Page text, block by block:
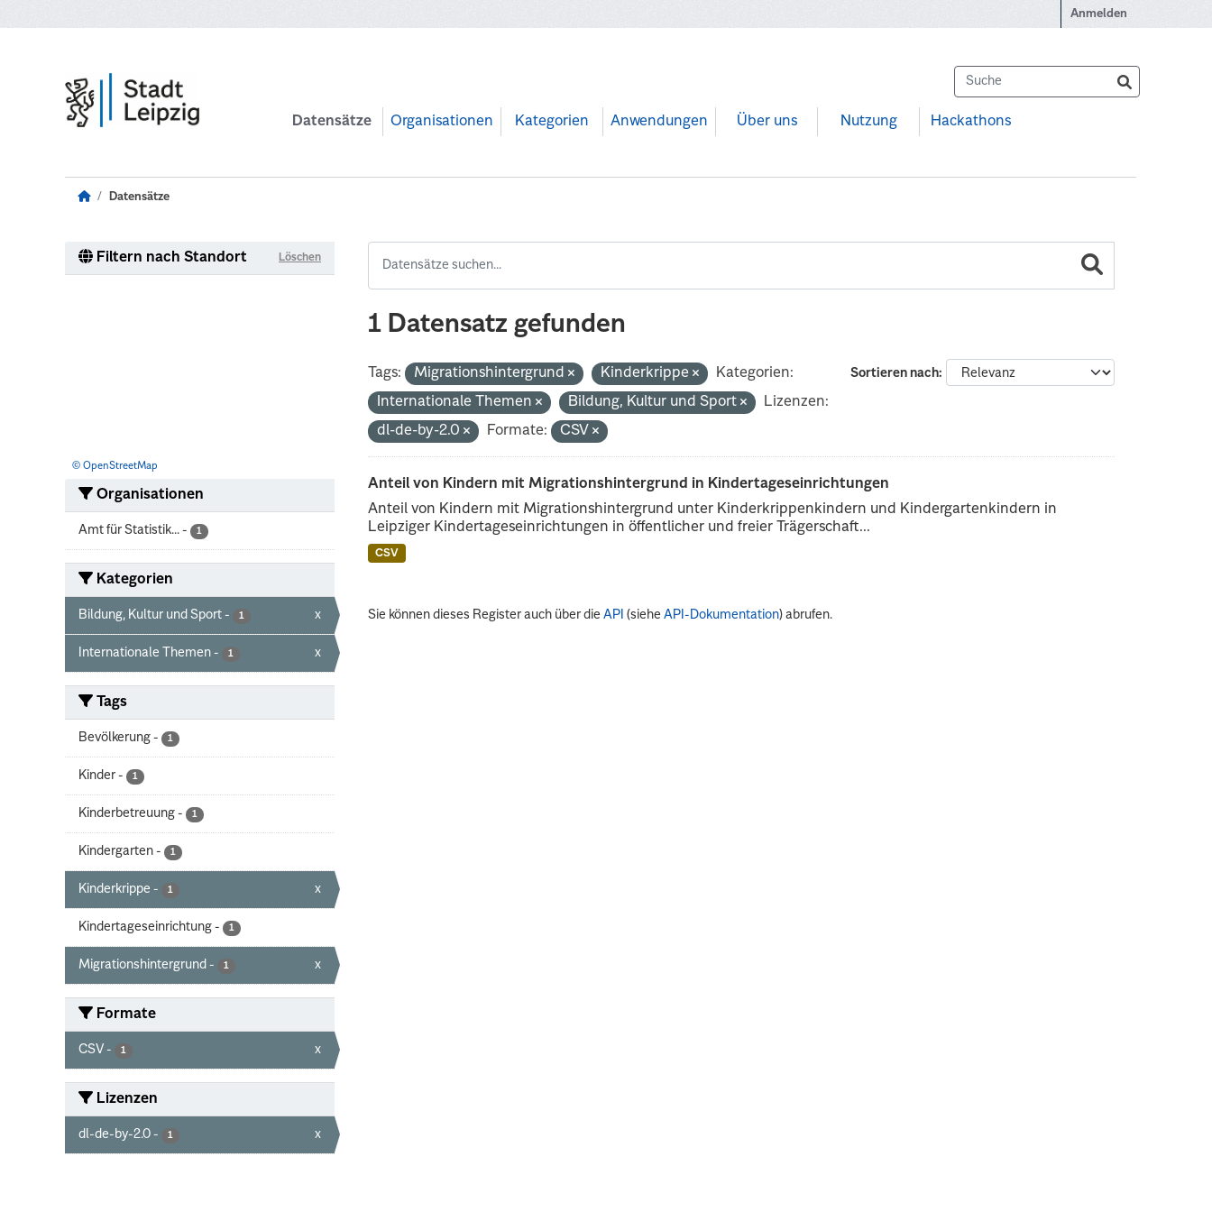
Anmelden
Datensätze Organisationen Kategorien Anwendungen Über uns Nutzung Hackathons
Datensätze
Filtern nach Standort Löschen
© OpenStreetMap
Organisationen
Amt für Statistik... - 1
Kategorien
Bildung, Kultur und Sport - 1 x
Internationale Themen - 1 x
Tags
Bevölkerung - 1
Kinder - 1
Kinderbetreuung - 1
Kindergarten - 1
Kinderkrippe - 1 x
Kindertageseinrichtung - 1
Migrationshintergrund - 1 x
Formate
CSV - 1 x
Lizenzen
dl-de-by-2.0 - 1 x
1 Datensatz gefunden
Sortieren nach
Tags: Migrationshintergrund Kinderkrippe
Kategorien:
Internationale Themen
Bildung, Kultur und Sport
Lizenzen:
dl-de-by-2.0
Formate: CSV
Anteil von Kindern mit Migrationshintergrund in Kindertageseinrichtungen
Anteil von Kindern mit Migrationshintergrund unter Kinderkrippenkindern und Kindergartenkindern in
Leipziger Kindertageseinrichtungen in öffentlicher und freier Trägerschaft...
CSV
Sie können dieses Register auch über dieAPI (sieheAPI-Dokumentation) abrufen.